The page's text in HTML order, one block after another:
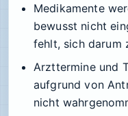
Medikamente
bewusst nicht
fehlt, sich darum
Arzttermine und
aufgrund von
nicht